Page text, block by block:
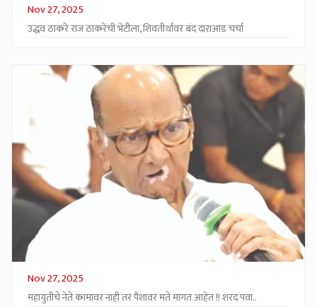
Nov 27, 2025
उद्धव ठाकरे राज ठाकरेंची भेटीला, शिवतीर्थावर बंद दाराआड चर्चा
Nov 27, 2025
महायुतीचे नेते कामावर नाही तर पैशावर मते मागत आहेत !! शरद पवा..